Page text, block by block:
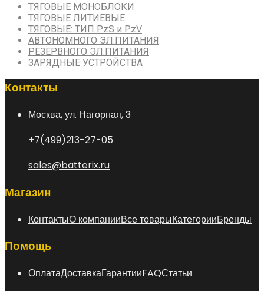
ТЯГОВЫЕ МОНОБЛОКИ
ТЯГОВЫЕ ЛИТИЕВЫЕ
ТЯГОВЫЕ: ТИП PzS и PzV
АВТОНОМНОГО ЭЛ.ПИТАНИЯ
РЕЗЕРВНОГО ЭЛ.ПИТАНИЯ
ЗАРЯДНЫЕ УСТРОЙСТВА
Контакты
Москва, ул. Нагорная, 3
+7(499)213-27-05
sales@batterix.ru
Магазин
КонтактыО компанииВсе товарыКатегорииБренды
Помощь
ОплатаДоставкаГарантииFAQСтатьи